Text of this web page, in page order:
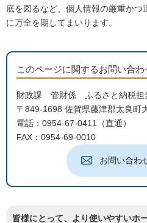
底を図るなど、個人情報の厳重かつ
に万全を期してまいります。
このページに関するお問い合わ
財政課 管財係 ふるさと納税担
〒849-1698 佐賀県藤津郡太良町
電話：0954-67-0411（直通）
FAX：0954-69-0010
お問い合わ
皆様にとって、より使いやすいホ